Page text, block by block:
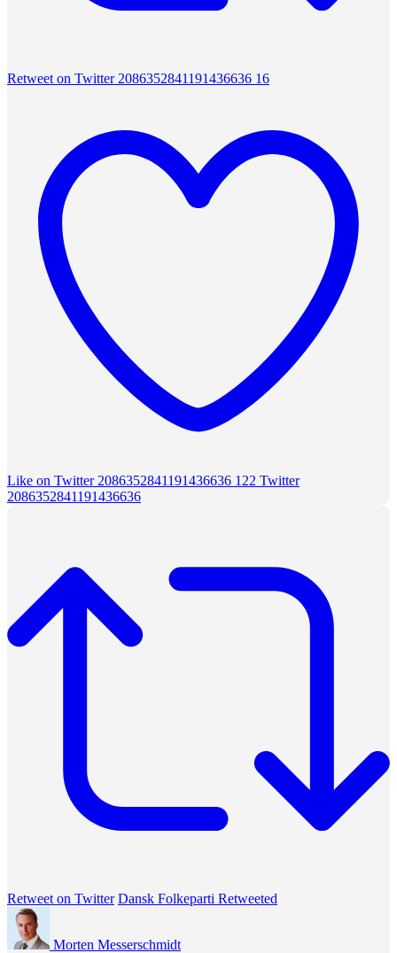
Retweet on Twitter 2086352841191436636 16
Like on Twitter 2086352841191436636 122 Twitter
2086352841191436636
Retweet on Twitter Dansk Folkeparti Retweeted
Morten Messerschmidt